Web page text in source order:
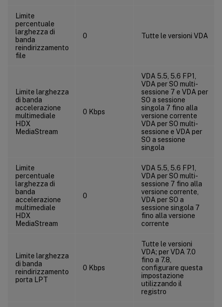
Limite
percentuale
larghezza di
banda
reindirizzamento
file
0 Tutte le versioni VDA
Limite larghezza
di banda
accelerazione
multimediale
HDX
MediaStream
0 Kbps
VDA 5.5, 5.6 FP1,
VDA per SO multi-
sessione 7 e VDA per
SO a sessione
singola 7 fino alla
versione corrente
VDA per SO multi-
sessione e VDA per
SO a sessione
singola
Limite
percentuale
larghezza di
banda
accelerazione
multimediale
HDX
MediaStream
0
VDA 5.5, 5.6 FP1,
VDA per SO multi-
sessione 7 fino alla
versione corrente,
VDA per SO a
sessione singola 7
fino alla versione
corrente
Limite larghezza
di banda
reindirizzamento
porta LPT
0 Kbps
Tutte le versioni
VDA; per VDA 7.0
fino a 7.8,
configurare questa
impostazione
utilizzando il
registro